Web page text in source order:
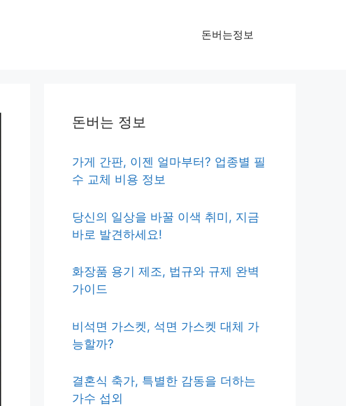
돈버는정보
돈버는 정보
가게 간판, 이젠 얼마부터? 업종별 필
수 교체 비용 정보
당신의 일상을 바꿀 이색 취미, 지금
바로 발견하세요!
화장품 용기 제조, 법규와 규제 완벽
가이드
비석면 가스켓, 석면 가스켓 대체 가
능할까?
결혼식 축가, 특별한 감동을 더하는
가수 섭외